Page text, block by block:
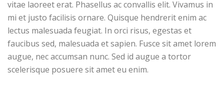
vitae laoreet erat. Phasellus ac convallis elit. Vivamus in
mi et justo facilisis ornare. Quisque hendrerit enim ac
lectus malesuada feugiat. In orci risus, egestas et
faucibus sed, malesuada et sapien. Fusce sit amet lorem
augue, nec accumsan nunc. Sed id augue a tortor
scelerisque posuere sit amet eu enim.